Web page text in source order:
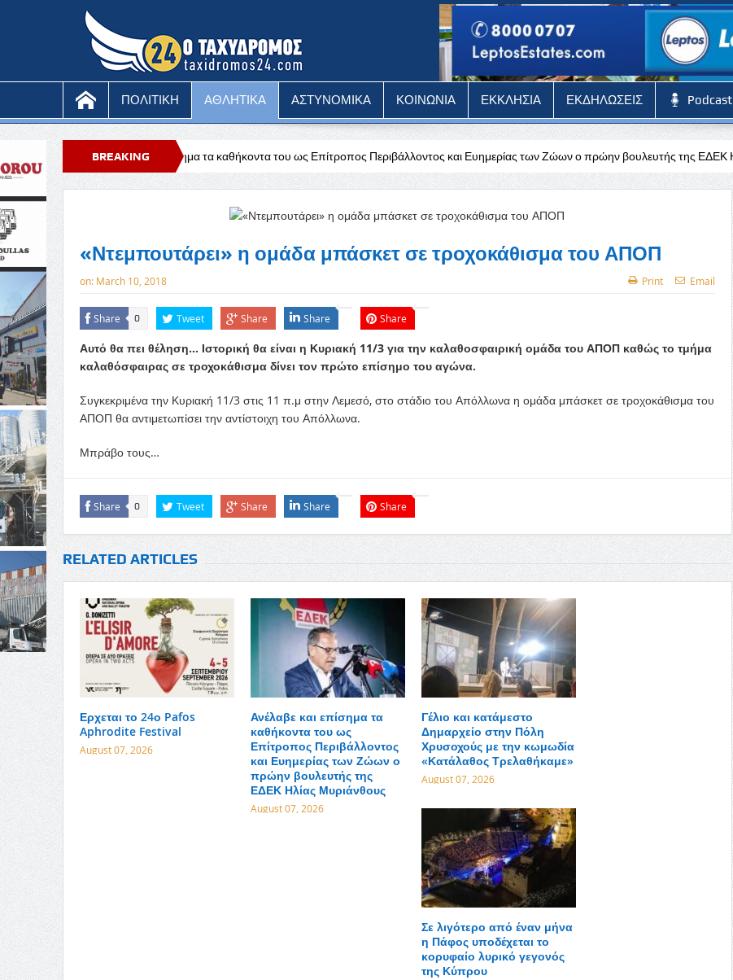
ΠΟΛΙΤΙΚΗ ΑΘΛΗΤΙΚΑ ΑΣΤΥΝΟΜΙΚΑ ΚΟΙΝΩΝΙΑ ΕΚΚΛΗΣΙΑ ΕΚΔΗΛΩΣΕΙΣ Podcast
BREAKING
NEWS
και επίσημα τα καθήκοντα του ως Επίτροπος Περιβάλλοντος και Ευημερίας των Ζώων ο πρώην βουλευτής της ΕΔΕΚ Ηλίας Μυριάνθους
απέναντι στη Σάλτσμπουργκ για το Europa League
«Ντεμπουτάρει» η ομάδα μπάσκετ σε τροχοκάθισμα του ΑΠΟΠ
on: March 10, 2018 Print Email
Share 0 Tweet Share Share Share
Αυτό θα πει θέληση… Ιστορική θα είναι η Κυριακή 11/3 για την καλαθοσφαιρική ομάδα του ΑΠΟΠ καθώς το τμήμα
καλαθόσφαιρας σε τροχοκάθισμα δίνει τον πρώτο επίσημο του αγώνα.
Συγκεκριμένα την Κυριακή 11/3 στις 11 π.μ στην Λεμεσό, στο στάδιο του Απόλλωνα η ομάδα μπάσκετ σε τροχοκάθισμα του
ΑΠΟΠ θα αντιμετωπίσει την αντίστοιχη του Απόλλωνα.
Μπράβο τους…
Share 0 Tweet Share Share Share
RELATED ARTICLES
Ερχεται το 24ο Pafos
Aphrodite Festival
August 07, 2026
Ανέλαβε και επίσημα τα
καθήκοντα του ως
Επίτροπος Περιβάλλοντος
και Ευημερίας των Ζώων ο
πρώην βουλευτής της
ΕΔΕΚ Ηλίας Μυριάνθους
August 07, 2026
Γέλιο και κατάμεστο
Δημαρχείο στην Πόλη
Χρυσοχούς με την κωμωδία
«Κατάλαθος Τρελαθήκαμε»
August 07, 2026
Σε λιγότερο από έναν μήνα
η Πάφος υποδέχεται το
κορυφαίο λυρικό γεγονός
της Κύπρου